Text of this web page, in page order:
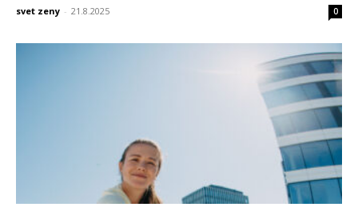
svet zeny - 21.8.2025 0